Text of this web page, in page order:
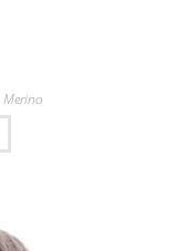
Merino